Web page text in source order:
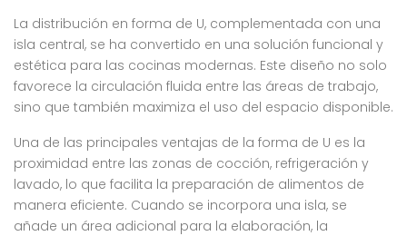
La distribución en forma de U, complementada con una
isla central, se ha convertido en una solución funcional y
estética para las cocinas modernas. Este diseño no solo
favorece la circulación fluida entre las áreas de trabajo,
sino que también maximiza el uso del espacio disponible.
Una de las principales ventajas de la forma de U es la
proximidad entre las zonas de cocción, refrigeración y
lavado, lo que facilita la preparación de alimentos de
manera eficiente. Cuando se incorpora una isla, se
añade un área adicional para la elaboración, la